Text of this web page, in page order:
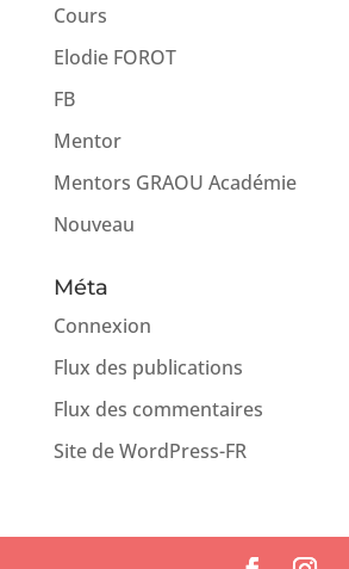
Cours
Elodie FOROT
FB
Mentor
Mentors GRAOU Académie
Nouveau
Méta
Connexion
Flux des publications
Flux des commentaires
Site de WordPress-FR